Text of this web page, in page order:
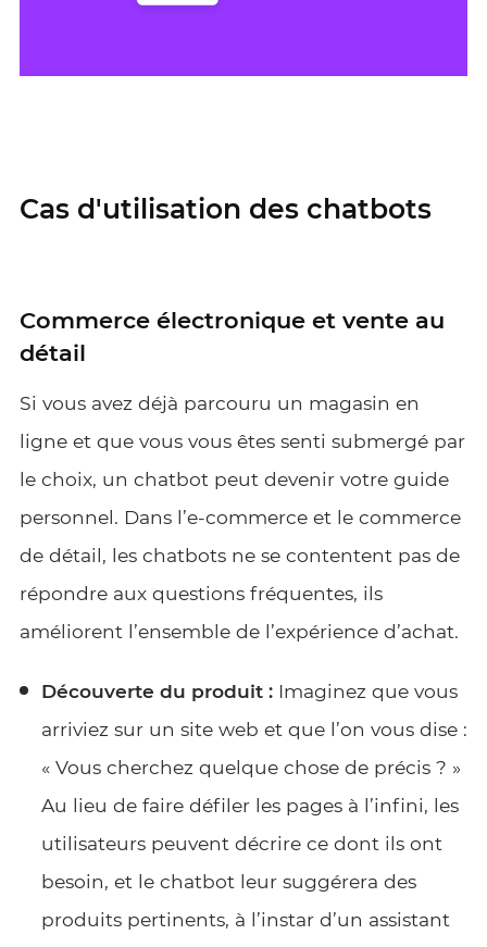
Cas d'utilisation des chatbots
Commerce électronique et vente au
détail
Si vous avez déjà parcouru un magasin en
ligne et que vous vous êtes senti submergé par
le choix, un chatbot peut devenir votre guide
personnel. Dans l’e-commerce et le commerce
de détail, les chatbots ne se contentent pas de
répondre aux questions fréquentes, ils
améliorent l’ensemble de l’expérience d’achat.
Découverte du produit :Imaginez que vous
arriviez sur un site web et que l’on vous dise :
« Vous cherchez quelque chose de précis ? »
Au lieu de faire défiler les pages à l’infini, les
utilisateurs peuvent décrire ce dont ils ont
besoin, et le chatbot leur suggérera des
produits pertinents, à l’instar d’un assistant